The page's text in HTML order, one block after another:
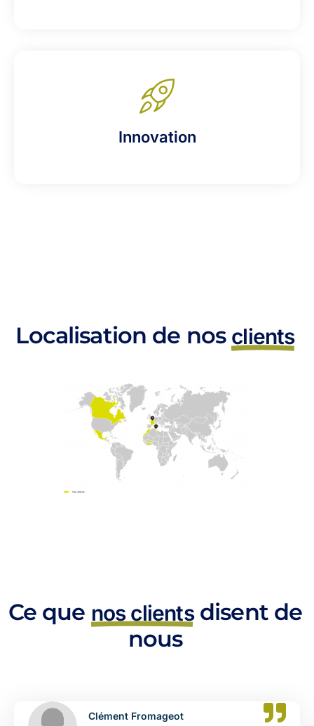
Innovation
Localisation de nos clients
Ce que nos clientsdisent de
nous
Catherine Dupont